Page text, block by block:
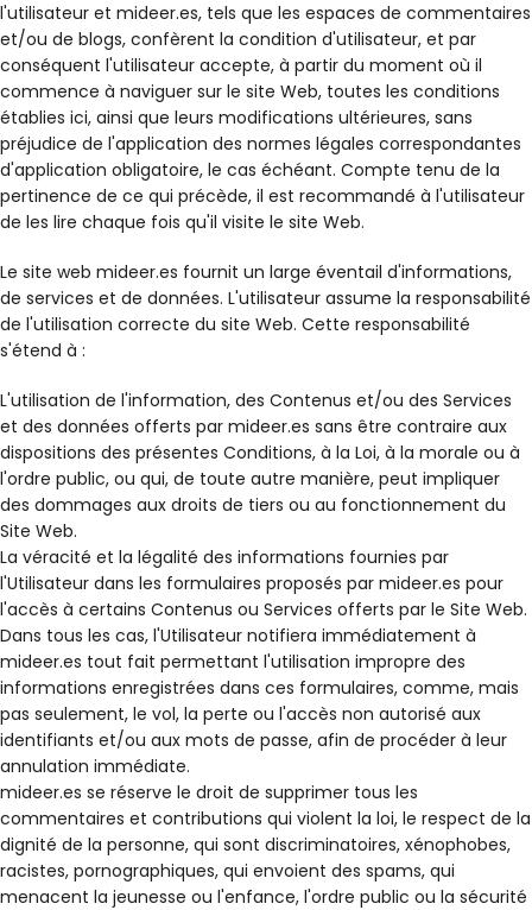
l'utilisateur et mideer.es, tels que les espaces de commentaires
et/ou de blogs, confèrent la condition d'utilisateur, et par
conséquent l'utilisateur accepte, à partir du moment où il
commence à naviguer sur le site Web, toutes les conditions
établies ici, ainsi que leurs modifications ultérieures, sans
préjudice de l'application des normes légales correspondantes
d'application obligatoire, le cas échéant. Compte tenu de la
pertinence de ce qui précède, il est recommandé à l'utilisateur
de les lire chaque fois qu'il visite le site Web.
Le site web mideer.es fournit un large éventail d'informations,
de services et de données. L'utilisateur assume la responsabilité
de l'utilisation correcte du site Web. Cette responsabilité
s'étend à :
L'utilisation de l'information, des Contenus et/ou des Services
et des données offerts par mideer.es sans être contraire aux
dispositions des présentes Conditions, à la Loi, à la morale ou à
l'ordre public, ou qui, de toute autre manière, peut impliquer
des dommages aux droits de tiers ou au fonctionnement du
Site Web.
La véracité et la légalité des informations fournies par
l'Utilisateur dans les formulaires proposés par mideer.es pour
l'accès à certains Contenus ou Services offerts par le Site Web.
Dans tous les cas, l'Utilisateur notifiera immédiatement à
mideer.es tout fait permettant l'utilisation impropre des
informations enregistrées dans ces formulaires, comme, mais
pas seulement, le vol, la perte ou l'accès non autorisé aux
identifiants et/ou aux mots de passe, afin de procéder à leur
annulation immédiate.
mideer.es se réserve le droit de supprimer tous les
commentaires et contributions qui violent la loi, le respect de la
dignité de la personne, qui sont discriminatoires, xénophobes,
racistes, pornographiques, qui envoient des spams, qui
menacent la jeunesse ou l'enfance, l'ordre public ou la sécurité